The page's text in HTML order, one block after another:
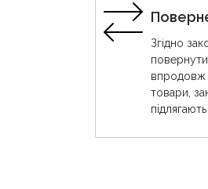
Згідно
впродовж
товари,